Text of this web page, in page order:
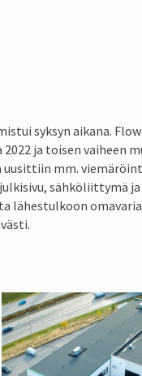
syksyn aikana.
ja toisen vaiheen
uusittiin mm.
sähköliittymä
lähestulkoon